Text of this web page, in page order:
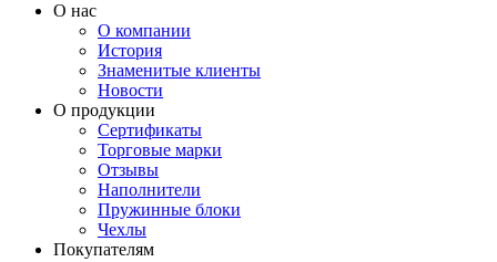
О нас
О компании
История
Знаменитые клиенты
Новости
О продукции
Сертификаты
Торговые марки
Отзывы
Наполнители
Пружинные блоки
Чехлы
Покупателям